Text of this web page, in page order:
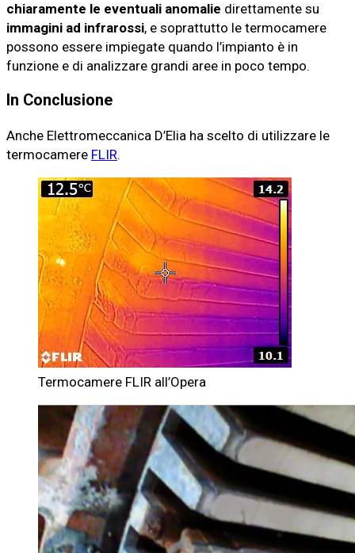
chiaramente le eventuali anomalie direttamente su
immagini ad infrarossi, e soprattutto le termocamere
possono essere impiegate quando l’impianto è in
funzione e di analizzare grandi aree in poco tempo.
In Conclusione
Anche Elettromeccanica D’Elia ha scelto di utilizzare le
termocamere FLIR.
Termocamere FLIR all’Opera